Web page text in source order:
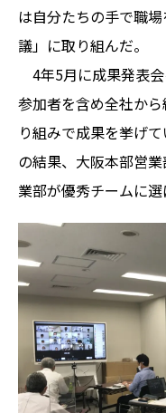
は自分たちの手で職
議」に取り組んだ。
4年5月に成果発表
参加者を含め全社か
り組みで成果を挙げ
の結果、大阪本部営
業部が優秀チームに選